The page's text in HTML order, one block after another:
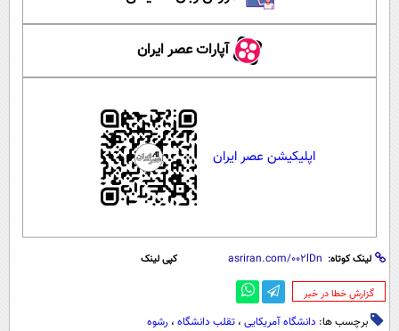
آپارات عصر ایران
اپلیکیشن عصر ایران
لینک کوتاه: کپی لینک
‌گزارش خطا در خبر
برچسب ها: دانشگاه آمریکایی ، تقلب دانشگاه ، رشوه